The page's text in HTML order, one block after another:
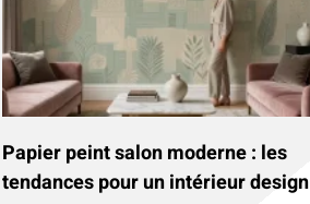
Papier peint salon moderne : les
tendances pour un intérieur design